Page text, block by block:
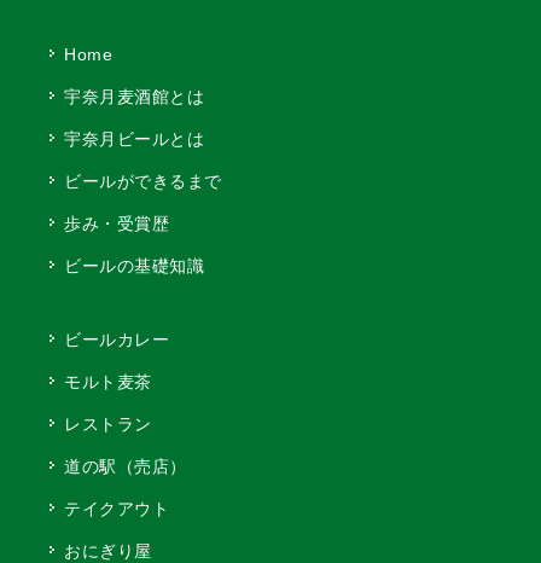
Home
宇奈月麦酒館とは
宇奈月ビールとは
ビールができるまで
歩み・受賞歴
ビールの基礎知識
ビールカレー
モルト麦茶
レストラン
道の駅（売店）
テイクアウト
おにぎり屋